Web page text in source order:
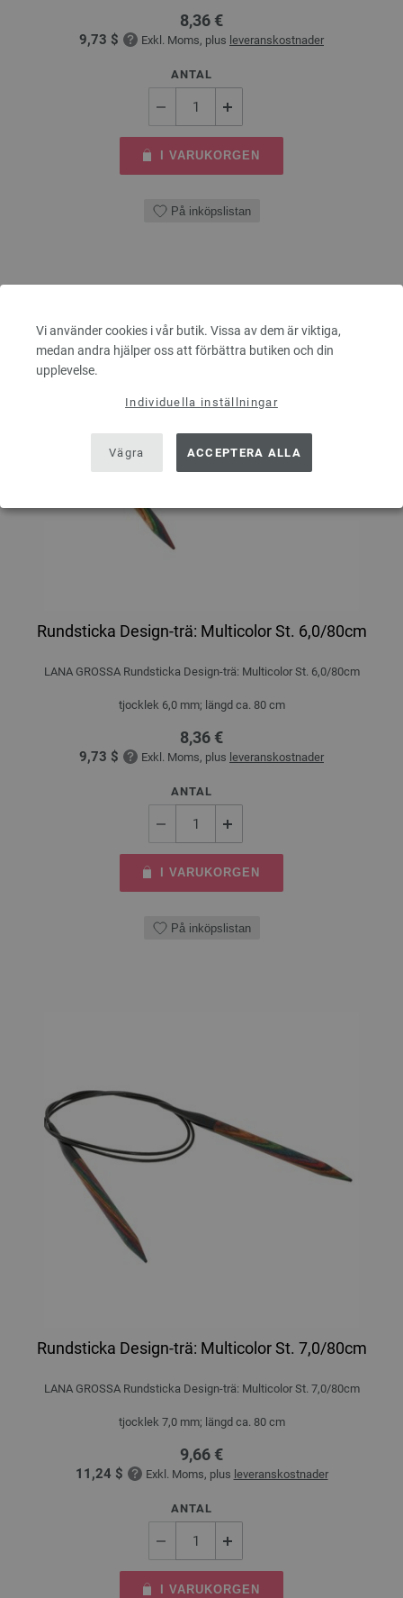
Vi använder cookies i vår butik. Vissa av dem är viktiga,
medan andra hjälper oss att förbättra butiken och din
upplevelse.
Individuella inställningar
Vägra ACCEPTERA ALLA
8,36 €
9,73 $ Exkl. Moms, plus leveranskostnader
ANTAL
I VARUKORGEN
På inköpslistan
Rundsticka Design-trä: Multicolor St. 6,0/80cm
LANA GROSSA Rundsticka Design-trä: Multicolor St. 6,0/80cm
tjocklek 6,0 mm; längd ca. 80 cm
8,36 €
9,73 $ Exkl. Moms, plus leveranskostnader
ANTAL
I VARUKORGEN
På inköpslistan
Rundsticka Design-trä: Multicolor St. 7,0/80cm
LANA GROSSA Rundsticka Design-trä: Multicolor St. 7,0/80cm
tjocklek 7,0 mm; längd ca. 80 cm
9,66 €
11,24 $ Exkl. Moms, plus leveranskostnader
ANTAL
I VARUKORGEN